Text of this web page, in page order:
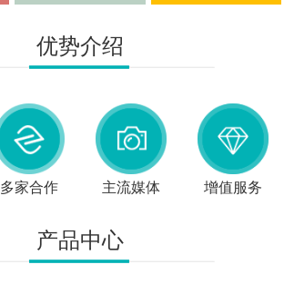
优势介绍
多家合作 主流媒体 增值服务
产品中心